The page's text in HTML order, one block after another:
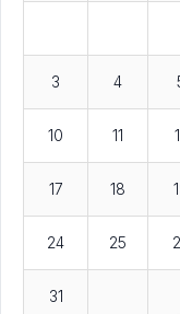
3 4
10 11
17 18
24 25
31